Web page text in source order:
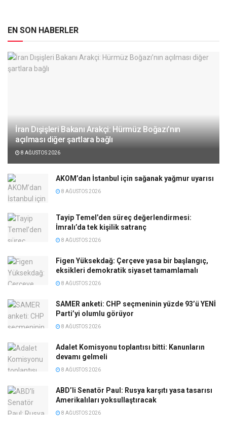
EN SON HABERLER
İran Dışişleri Bakanı Arakçi: Hürmüz Boğazı’nın
açılması diğer şartlara bağlı
8 AĞUSTOS 2026
AKOM’dan İstanbul için sağanak yağmur uyarısı
8 AĞUSTOS 2026
Tayip Temel’den süreç değerlendirmesi:
İmralı’da tek kişilik satranç
8 AĞUSTOS 2026
Figen Yüksekdağ: Çerçeve yasa bir başlangıç,
eksikleri demokratik siyaset tamamlamalı
8 AĞUSTOS 2026
SAMER anketi: CHP seçmeninin yüzde 93’ü YENİ
Parti’yi olumlu görüyor
8 AĞUSTOS 2026
Adalet Komisyonu toplantısı bitti: Kanunların
devamı gelmeli
8 AĞUSTOS 2026
ABD’li Senatör Paul: Rusya karşıtı yasa tasarısı
Amerikalıları yoksullaştıracak
8 AĞUSTOS 2026